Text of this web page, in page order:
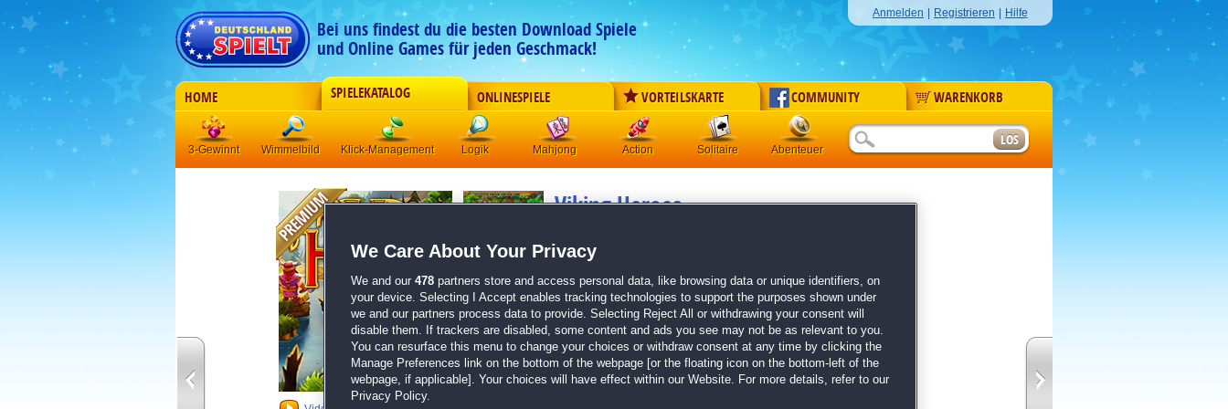
Bei uns findest du die besten Download Spiele
und Online Games für jeden Geschmack!
Anmelden Registrieren Hilfe
HOME SPIELEKATALOG ONLINESPIELE VORTEILSKARTE COMMUNITY WARENKORB
3-Gewinnt Wimmelbild Klick-Management Logik Mahjong Action Solitaire Abenteuer
Viking Heroes
Entwickler:
von 9 Mitgliedern
Klick-Management | Größe: 202.1 MB
Zahlreiche Klick-Management-Level in bekannter Qualität
3 Schwierigkeitsstufen
Eine witzige und spannende Wikingergeschichte
We Care About Your Privacy
We and our 478 partners store and access personal data, like browsing data or unique identifiers, on
your device. Selecting I Accept enables tracking technologies to support the purposes shown under
we and our partners process data to provide. Selecting Reject All or withdrawing your consent will
disable them. If trackers are disabled, some content and ads you see may not be as relevant to you.
You can resurface this menu to change your choices or withdraw consent at any time by clicking the
Manage Preferences link on the bottom of the webpage [or the floating icon on the bottom-left of the
webpage, if applicable]. Your choices will have effect within our Website. For more details, refer to our
Privacy Policy.